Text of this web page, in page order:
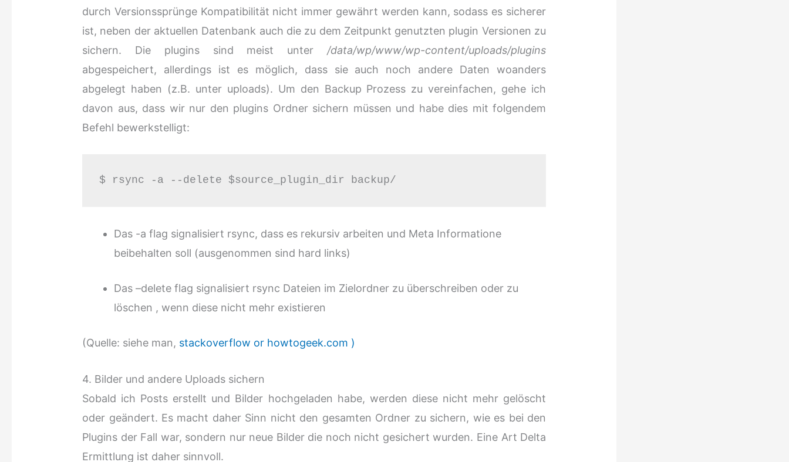
durch Versionssprünge Kompatibilität nicht immer gewährt werden kann, sodass es sicherer
ist, neben der aktuellen Datenbank auch die zu dem Zeitpunkt genutzten plugin Versionen zu
sichern. Die plugins sind meist unter/data/wp/www/wp-content/uploads/plugins
abgespeichert, allerdings ist es möglich, dass sie auch noch andere Daten woanders
abgelegt haben (z.B. unter uploads). Um den Backup Prozess zu vereinfachen, gehe ich
davon aus, dass wir nur den plugins Ordner sichern müssen und habe dies mit folgendem
Befehl bewerkstelligt:
$ rsync -a --delete $source_plugin_dir backup/
Das -a flag signalisiert rsync, dass es rekursiv arbeiten und Meta Informatione
beibehalten soll (ausgenommen sind hard links)
Das –delete flag signalisiert rsync Dateien im Zielordner zu überschreiben oder zu
löschen , wenn diese nicht mehr existieren
(Quelle: siehe man, stackoverflow or howtogeek.com )
4. Bilder und andere Uploads sichern
Sobald ich Posts erstellt und Bilder hochgeladen habe, werden diese nicht mehr gelöscht
oder geändert. Es macht daher Sinn nicht den gesamten Ordner zu sichern, wie es bei den
Plugins der Fall war, sondern nur neue Bilder die noch nicht gesichert wurden. Eine Art Delta
Ermittlung ist daher sinnvoll.